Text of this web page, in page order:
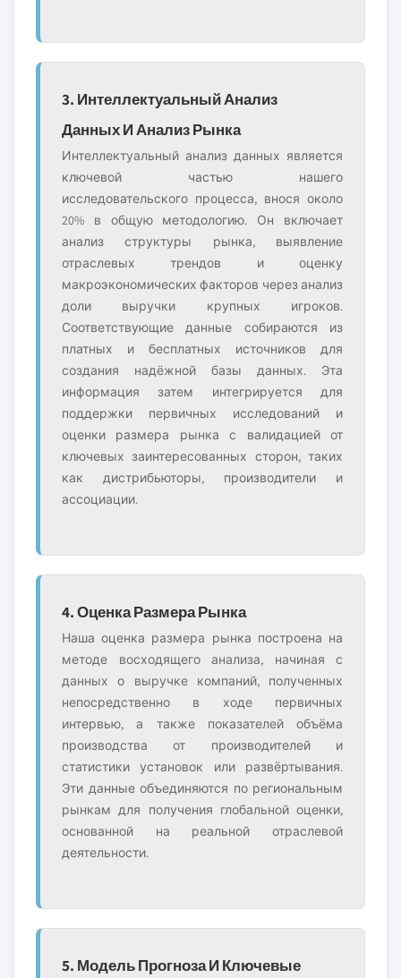
3. Интеллектуальный Анализ
Данных И Анализ Рынка
Интеллектуальный анализ данных является
ключевой частью нашего
исследовательского процесса, внося около
20% в общую методологию. Он включает
анализ структуры рынка, выявление
отраслевых трендов и оценку
макроэкономических факторов через анализ
доли выручки крупных игроков.
Соответствующие данные собираются из
платных и бесплатных источников для
создания надёжной базы данных. Эта
информация затем интегрируется для
поддержки первичных исследований и
оценки размера рынка с валидацией от
ключевых заинтересованных сторон, таких
как дистрибьюторы, производители и
ассоциации.
4. Оценка Размера Рынка
Наша оценка размера рынка построена на
методе восходящего анализа, начиная с
данных о выручке компаний, полученных
непосредственно в ходе первичных
интервью, а также показателей объёма
производства от производителей и
статистики установок или развёртывания.
Эти данные объединяются по региональным
рынкам для получения глобальной оценки,
основанной на реальной отраслевой
деятельности.
5. Модель Прогноза И Ключевые